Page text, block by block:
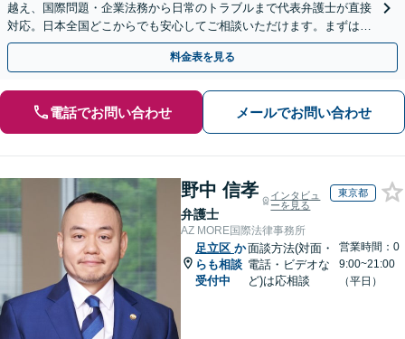
越え、国際問題・企業法務から日常のトラブルまで代表弁護士が直接
対応。日本全国どこからでも安心してご相談いただけます。まずは一
歩を踏み出してみませんか。【初回相談無料】
料金表を見る
電話でお問い合わせ メールでお問い合わせ
野中 信孝
弁護士
インタビュ
ーを見る
東京都
AZ MORE国際法律事務所
足立区 か
らも相談
受付中
面談方法(対面・
電話・ビデオな
ど)は応相談
営業時間：0
9:00~21:00
（平日）